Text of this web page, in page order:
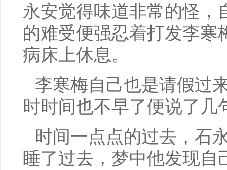
永安觉得味道非常的怪，
的难受便强忍着打发李寒
病床上休息。
李寒梅自己也是请假过
时时间也不早了便说了几
时间一点点的过去，石
睡了过去，梦中他发现